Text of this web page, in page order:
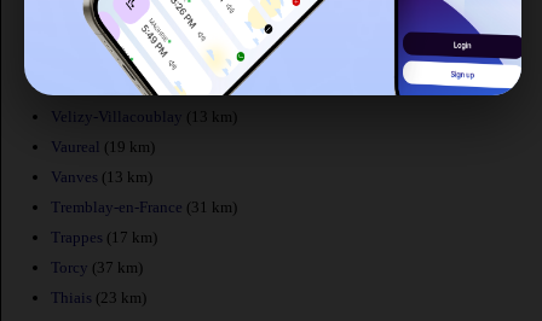
Versailles (11 km)
Verrieres-le-Buisson
(18 km)
Verneuil-sur-Seine(17 km)
Velizy-Villacoublay (13 km)
Vaureal (19 km)
Vanves (13 km)
Tremblay-en-France (31 km)
Trappes (17 km)
Torcy (37 km)
Thiais (23 km)